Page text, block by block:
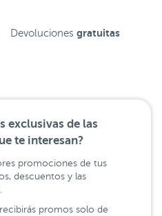
Devoluciones gratuitas
exclusivas de las
te interesan?
promociones de tus
descuentos y las
promos solo de